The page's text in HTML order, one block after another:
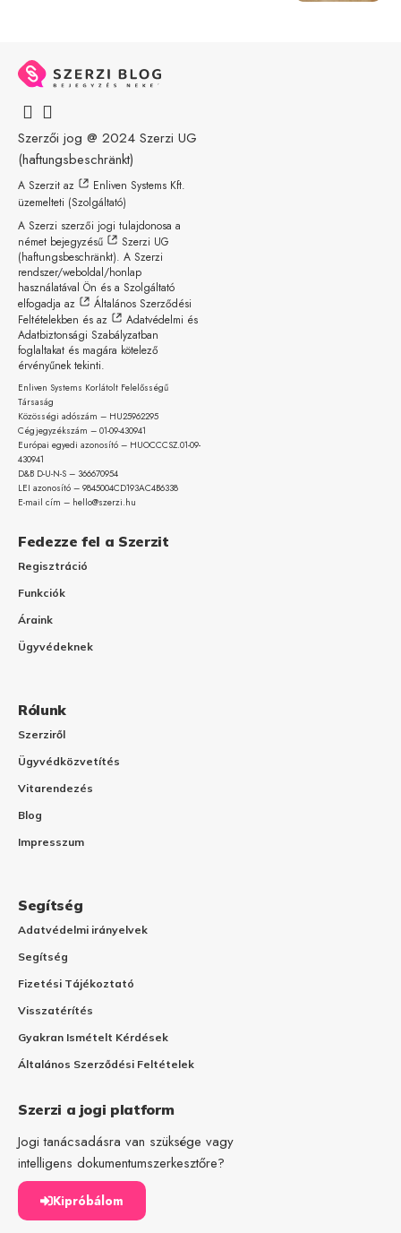
Szerzői jog @ 2024 Szerzi UG
(haftungsbeschränkt)
A Szerzit az
Enliven Systems Kft.
üzemelteti (Szolgáltató)
A Szerzi szerzői jogi tulajdonosa a
német bejegyzésű
Szerzi UG
(haftungsbeschränkt). A Szerzi
rendszer/weboldal/honlap
használatával Ön és a Szolgáltató
elfogadja az
Általános Szerződési
Feltételekben és az
Adatvédelmi és
Adatbiztonsági Szabályzatban
foglaltakat és magára kötelező
érvényűnek tekinti.
Enliven Systems Korlátolt Felelősségű
Társaság
Közösségi adószám – HU25962295
Cégjegyzékszám – 01-09-430941
Európai egyedi azonosító – HUOCCCSZ.01-09-
430941
D&B D-U-N-S – 366670954
LEI azonosító – 9845004CD193AC4B6338
E-mail cím – hello@szerzi.hu
Fedezze fel a Szerzit
Regisztráció
Funkciók
Áraink
Ügyvédeknek
Rólunk
Szerziről
Ügyvédközvetítés
Vitarendezés
Blog
Impresszum
Segítség
Adatvédelmi irányelvek
Segítség
Fizetési Tájékoztató
Visszatérítés
Gyakran Ismételt Kérdések
Általános Szerződési Feltételek
Szerzi a jogi platform
Jogi tanácsadásra van szüksége vagy
intelligens dokumentumszerkesztőre?
Kipróbálom